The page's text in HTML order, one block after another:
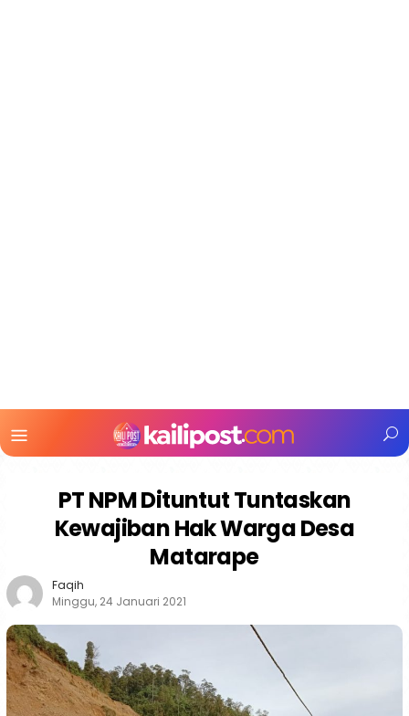
Mobile
PT NPM Dituntut Tuntaskan
Kewajiban Hak Warga Desa
Matarape
Faqih
Minggu, 24 Januari 2021